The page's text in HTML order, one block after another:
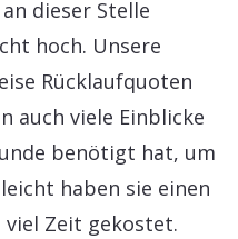
dieser Stelle
hoch. Unsere
Rücklaufquoten
auch viele Einblicke
benötigt hat, um
haben sie einen
Zeit gekostet.